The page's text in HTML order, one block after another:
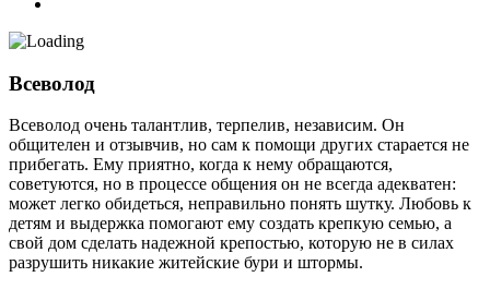
Всеволод
Всеволод очень талантлив, терпелив, независим. Он
общителен и отзывчив, но сам к помощи других старается не
прибегать. Ему приятно, когда к нему обращаются,
советуются, но в процессе общения он не всегда адекватен:
может легко обидеться, неправильно понять шутку. Любовь к
детям и выдержка помогают ему создать крепкую семью, а
свой дом сделать надежной крепостью, которую не в силах
разрушить никакие житейские бури и штормы.